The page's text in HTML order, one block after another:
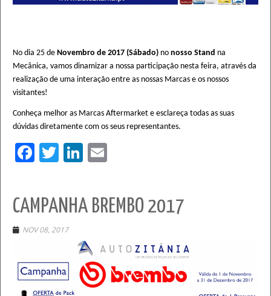
No dia 25 de Novembro de 2017 (Sábado) no nosso Stand na
Mecânica, vamos dinamizar a nossa participação nesta feira, através da
realização de uma interação entre as nossas Marcas e os nossos
visitantes!
Conheça melhor as Marcas Aftermarket e esclareça todas as suas
dúvidas diretamente com os seus representantes.
Facebook
TwitterLinkedIn
CAMPANHA BREMBO 2017
NOV 08, 2017